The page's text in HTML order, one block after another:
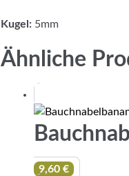
Kugel:5mm
Ähnliche
9,60 €